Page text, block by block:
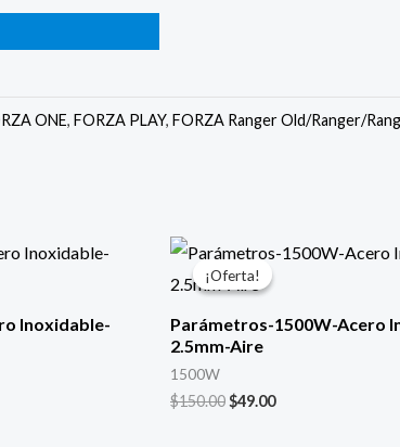
V8.1
ONE, FORZA PLAY, FORZA Ranger Old/Ranger/
Inoxidable-
¡Oferta!
¡Oferta!
Parámetros-1500W-Acero
2.5mm-Aire
1500W
$150.00
precio
original
$150.00.
$49.00
El
precio
$49.00.